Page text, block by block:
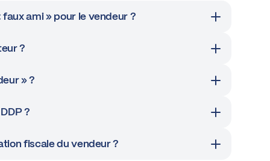
ami » pour le vendeur ?
?
» ?
?
fiscale du vendeur ?